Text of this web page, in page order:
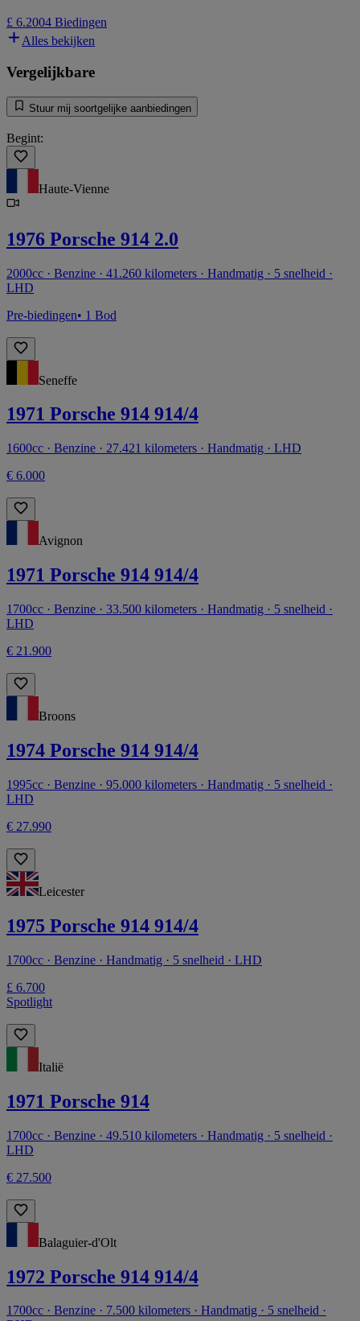
£ 6.2004 Biedingen
Alles bekijken
Vergelijkbare
Stuur mij soortgelijke aanbiedingen
Begint:
Haute-Vienne
1976 Porsche 914 2.0
2000cc · Benzine · 41.260 kilometers · Handmatig · 5 snelheid ·
LHD
Pre-biedingen• 1 Bod
Seneffe
1971 Porsche 914 914/4
1600cc · Benzine · 27.421 kilometers · Handmatig · LHD
€ 6.000
Avignon
1971 Porsche 914 914/4
1700cc · Benzine · 33.500 kilometers · Handmatig · 5 snelheid ·
LHD
€ 21.900
Broons
1974 Porsche 914 914/4
1995cc · Benzine · 95.000 kilometers · Handmatig · 5 snelheid ·
LHD
€ 27.990
Leicester
1975 Porsche 914 914/4
1700cc · Benzine · Handmatig · 5 snelheid · LHD
£ 6.700
Spotlight
Italië
1971 Porsche 914
1700cc · Benzine · 49.510 kilometers · Handmatig · 5 snelheid ·
LHD
€ 27.500
Balaguier-d'Olt
1972 Porsche 914 914/4
1700cc · Benzine · 7.500 kilometers · Handmatig · 5 snelheid ·